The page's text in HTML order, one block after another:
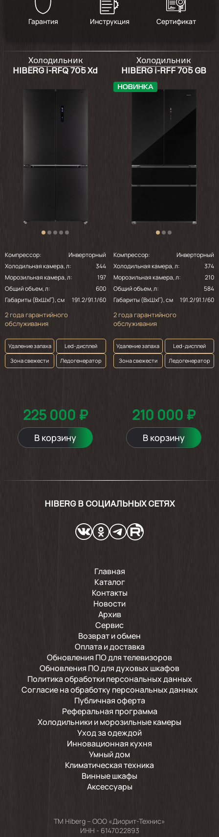
Гарантия Инструкция Сертификат
Холодильник
HIBERG i-RFQ 705 Xd
Компрессор:
Инверторный
Холодильная камера, л:
344
Морозильная камера, л:
197
Общий объем, л:
600
Габариты (ВхШхГ), см
191.2/91.1/60
2 года гарантийного
обслуживания
Удаление запаха
Led-дисплей
Зона свежести
Ледогенератор
225 000 ₽
В корзину
Холодильник
HIBERG i-RFF 705 GB
Компрессор:
Инверторный
Холодильная камера, л:
374
Морозильная камера, л:
210
Общий объем, л:
584
Габариты (ВхШхГ), см
191.2/91.1/60
2 года гарантийного
обслуживания
Удаление запаха
Led-дисплей
Зона свежести
Ледогенератор
210 000 ₽
В корзину
HIBERG В СОЦИАЛЬНЫХ СЕТЯХ
Главная
Каталог
Контакты
Новости
Архив
Сервис
Возврат и обмен
Оплата и доставка
Обновления ПО для телевизоров
Обновления ПО для духовых шкафов
Политика обработки персональных данных
Согласие на обработку персональных данных
Публичная оферта
Реферальная программа
Холодильники и морозильные камеры
Уход за одеждой
Инновационная кухня
Умный дом
Климатическая техника
Винные шкафы
Аксессуары
TM Hiberg – ООО «Диорит-Технис»
ИНН - 6147022893